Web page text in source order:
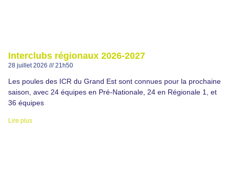
Interclubs régionaux 2026-2027
28 juillet 2026 21h50
Les poules des ICR du Grand Est sont connues pour la prochaine
saison, avec 24 équipes en Pré-Nationale, 24 en Régionale 1, et
36 équipes
Lire plus